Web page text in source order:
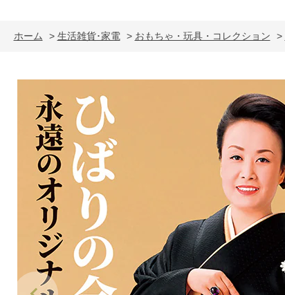
ホーム > 生活雑貨･家電 > おもちゃ・玩具・コレクション >